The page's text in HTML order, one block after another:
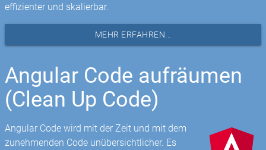
effizienter und skalierbar.
MEHR ERFAHREN...
Angular Code aufräumen
(Clean Up Code)
Angular Code wird mit der Zeit und mit dem
zunehmenden Code unübersichtlicher. Es